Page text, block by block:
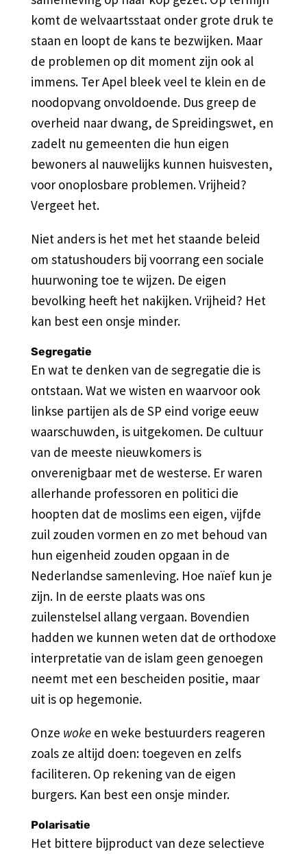
komt de welvaartsstaat onder grote druk te
staan en loopt de kans te bezwijken. Maar
de problemen op dit moment zijn ook al
immens. Ter Apel bleek veel te klein en de
noodopvang onvoldoende. Dus greep de
overheid naar dwang, de Spreidingswet, en
zadelt nu gemeenten die hun eigen
bewoners al nauwelijks kunnen huisvesten,
voor onoplosbare problemen. Vrijheid?
Vergeet het.
Niet anders is het met het staande beleid
om statushouders bij voorrang een sociale
huurwoning toe te wijzen. De eigen
bevolking heeft het nakijken. Vrijheid? Het
kan best een onsje minder.
Segregatie
En wat te denken van de segregatie die is
ontstaan. Wat we wisten en waarvoor ook
linkse partijen als de SP eind vorige eeuw
waarschuwden, is uitgekomen. De cultuur
van de meeste nieuwkomers is
onverenigbaar met de westerse. Er waren
allerhande professoren en politici die
hoopten dat de moslims een eigen, vijfde
zuil zouden vormen en zo met behoud van
hun eigenheid zouden opgaan in de
Nederlandse samenleving. Hoe naïef kun je
zijn. In de eerste plaats was ons
zuilenstelsel allang vergaan. Bovendien
hadden we kunnen weten dat de orthodoxe
interpretatie van de islam geen genoegen
neemt met een bescheiden positie, maar
uit is op hegemonie.
Onze wokeen weke bestuurders reageren
zoals ze altijd doen: toegeven en zelfs
faciliteren. Op rekening van de eigen
burgers. Kan best een onsje minder.
Polarisatie
Het bittere bijproduct van deze selectieve